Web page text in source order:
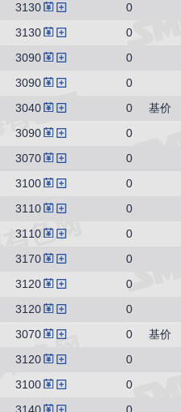
3130
0
3130
0
3090
0
3090
0
3040 0
基价
3090
0
3070
0
3100
0
3110
0
3110
0
3170
0
3120
0
3120
0
3070 0
基价
3120
0
3100
0